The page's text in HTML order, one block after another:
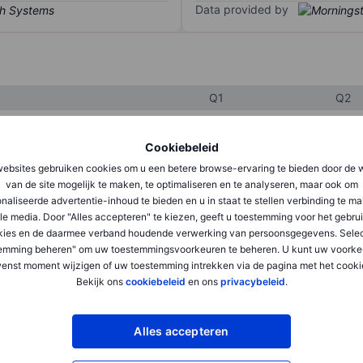
Cookiebeleid
gebruiken cookies om u een betere browse-ervaring te bieden door de
van de site mogelijk te maken, te optimaliseren en te analyseren, maar ook om
advertentie-inhoud te bieden en u in staat te stellen verbinding te
media. Door "Alles accepteren" te kiezen, geeft u toestemming voor het
en de daarmee verband houdende verwerking van persoonsgegevens.
beheren" om uw toestemmingsvoorkeuren te beheren. U kunt uw
moment wijzigen of uw toestemming intrekken via de pagina met het
Bekijk ons cookiebeleid en ons privacybeleid.
Alles accepteren
Data provided by
Q1 Q2
XXXXXXX
XXXXXXX XXXXXXX
XXXXXXX XXXXXXX
XXXXXXX XXXXXXX
XXXXXXX